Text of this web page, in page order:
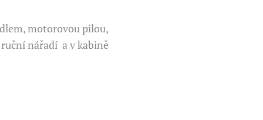
motorovou pilou,
nářadí a v kabině